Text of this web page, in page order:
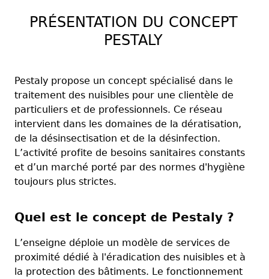
PRÉSENTATION DU CONCEPT
PESTALY
Pestaly propose un concept spécialisé dans le
traitement des nuisibles pour une clientèle de
particuliers et de professionnels. Ce réseau
intervient dans les domaines de la dératisation,
de la désinsectisation et de la désinfection.
L’activité profite de besoins sanitaires constants
et d’un marché porté par des normes d'hygiène
toujours plus strictes.
Quel est le concept de Pestaly ?
L’enseigne déploie un modèle de services de
proximité dédié à l'éradication des nuisibles et à
la protection des bâtiments. Le fonctionnement